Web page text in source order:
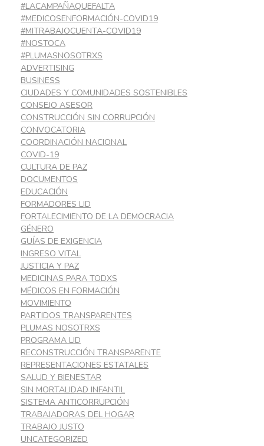
#LACAMPAÑAQUEFALTA
#MEDICOSENFORMACIÓN-COVID19
#MITRABAJOCUENTA-COVID19
#NOSTOCA
#PLUMASNOSOTRXS
ADVERTISING
BUSINESS
CIUDADES Y COMUNIDADES SOSTENIBLES
CONSEJO ASESOR
CONSTRUCCIÓN SIN CORRUPCIÓN
CONVOCATORIA
COORDINACIÓN NACIONAL
COVID-19
CULTURA DE PAZ
DOCUMENTOS
EDUCACIÓN
FORMADORES LID
FORTALECIMIENTO DE LA DEMOCRACIA
GÉNERO
GUÍAS DE EXIGENCIA
INGRESO VITAL
JUSTICIA Y PAZ
MEDICINAS PARA TODXS
MÉDICOS EN FORMACIÓN
MOVIMIENTO
PARTIDOS TRANSPARENTES
PLUMAS NOSOTRXS
PROGRAMA LID
RECONSTRUCCIÓN TRANSPARENTE
REPRESENTACIONES ESTATALES
SALUD Y BIENESTAR
SIN MORTALIDAD INFANTIL
SISTEMA ANTICORRUPCIÓN
TRABAJADORAS DEL HOGAR
TRABAJO JUSTO
UNCATEGORIZED